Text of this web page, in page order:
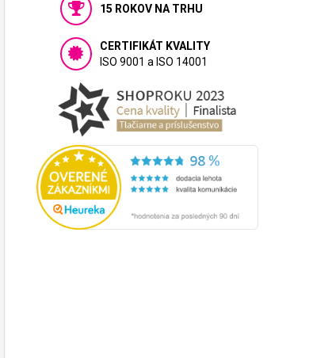
15 ROKOV NA TRHU
CERTIFIKÁT KVALITY
ISO 9001 a ISO 14001